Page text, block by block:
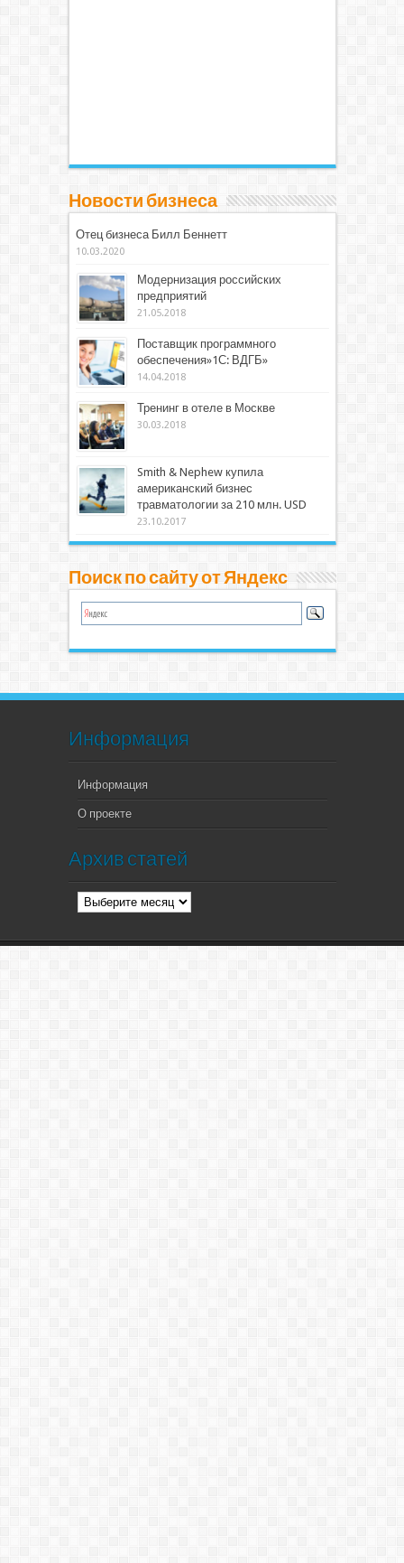
Новости бизнеса
Отец бизнеса Билл Беннетт
10.03.2020
Модернизация российских
предприятий
21.05.2018
Поставщик программного
обеспечения»1С: ВДГБ»
14.04.2018
Тренинг в отеле в Москве
30.03.2018
Smith & Nephew купила
американский бизнес
травматологии за 210 млн. USD
23.10.2017
Поиск по сайту от Яндекс
Информация
Информация
О проекте
Архив статей
Архив
статей